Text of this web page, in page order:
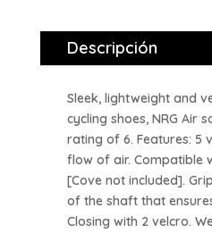
Descripción
Sleek, lightweight and
cycling shoes, NRG Air
rating of 6. Features: 5
flow of air. Compatible
[Cove not included].
of the shaft that
Closing with 2 velcro.